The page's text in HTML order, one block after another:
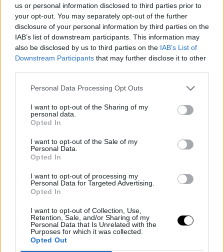
us or personal information disclosed to third parties prior to
your opt-out. You may separately opt-out of the further
disclosure of your personal information by third parties on the
IAB’s list of downstream participants. This information may
also be disclosed by us to third parties on the IAB’s List of
Downstream Participants that may further disclose it to other
Personal Data Processing Opt Outs
I want to opt-out of the Sharing of my
personal data.
Opted In
I want to opt-out of the Sale of my
Personal Data.
Opted In
I want to opt-out of processing my
Personal Data for Targeted Advertising.
Opted In
I want to opt-out of Collection, Use,
Retention, Sale, and/or Sharing of my
Personal Data that Is Unrelated with the
Purposes for which it was collected.
Opted Out
μπορούν να εξηγήσουν αυτή την ευερεθιστότητα και αστάθεια
στη διάθεση. Οι υδατάνθρακες προάγουν την απελευθέρωση
της σεροτονίνης, η οποία με τη σειρά της τις κάνουν να νιώθουν
καλύτερα».
Υπάρχουν ενδείξεις πως οι γυναίκες δεν τρώνε μεγάλα γεύματα,
κατά την διάρκεια των συμπτωμάτων πριν την περίοδο, αλλά
σνακ, με το σωματικό τους βάρος να αλλάζει και κατά μέσο όρο
Η πρόσληψη υδατανθράκων μπορεί επίσης να δηλώνει πως
εκείνη την στιγμή οι γυναίκες χρειάζονται περισσότερη
ενέργεια, γι' αυτό και προσλαμβάνουν περισσότερες θερμίδες.
Το φούσκωμα επίσης μπορεί να εξηγήσει την αύξηση του
βάρους τους.